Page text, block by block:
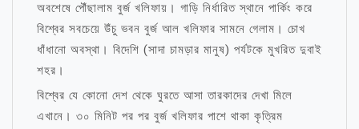
অবশেষে পৌঁছালাম বুর্জ খলিফায়। গাড়ি নির্ধারিত স্থানে পার্কিং করে
বিশ্বের সবচেয়ে উঁচু ভবন বুর্জ আল খলিফার সামনে গেলাম। চোখ
ধাঁধানো অবস্থা। বিদেশি (সাদা চামড়ার মানুষ) পর্যটকে মুখরিত দুবাই
শহর।
বিশ্বের যে কোনো দেশ থেকে ঘুরতে আসা তারকাদের দেখা মিলে
এখানে। ৩০ মিনিট পর পর বুর্জ খলিফার পাশে থাকা কৃত্রিম